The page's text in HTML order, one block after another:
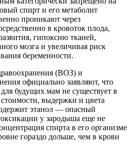
спирт и его метаболит
проникают через
в кровоток плода,
гипоксию тканей,
мозга и увеличивая риск
беременности.
(ВОЗ) и
официально заявляют, что
будущих мам не существует в
выдержки и цвета
этанол — опасный
у зародыша еще не
спирта в его организме
гораздо дольше, чем в крови